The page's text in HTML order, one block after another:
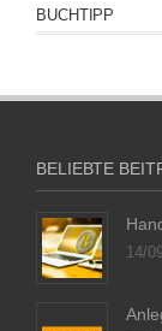
BUCHTIPP
BELIEBTE
14/